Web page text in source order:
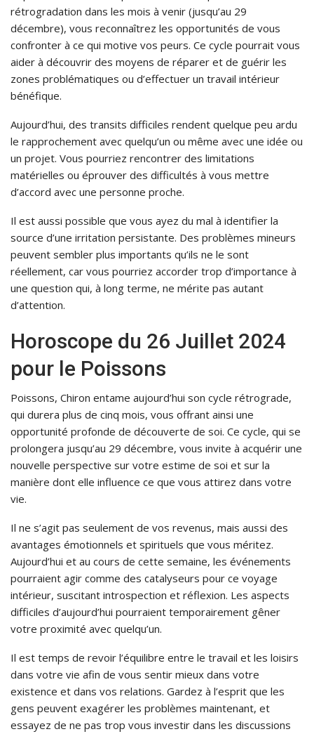
rétrogradation dans les mois à venir (jusqu’au 29
décembre), vous reconnaîtrez les opportunités de vous
confronter à ce qui motive vos peurs. Ce cycle pourrait vous
aider à découvrir des moyens de réparer et de guérir les
zones problématiques ou d’effectuer un travail intérieur
bénéfique.
Aujourd’hui, des transits difficiles rendent quelque peu ardu
le rapprochement avec quelqu’un ou même avec une idée ou
un projet. Vous pourriez rencontrer des limitations
matérielles ou éprouver des difficultés à vous mettre
d’accord avec une personne proche.
Il est aussi possible que vous ayez du mal à identifier la
source d’une irritation persistante. Des problèmes mineurs
peuvent sembler plus importants qu’ils ne le sont
réellement, car vous pourriez accorder trop d’importance à
une question qui, à long terme, ne mérite pas autant
d’attention.
Horoscope du 26 Juillet 2024
pour le Poissons
Poissons, Chiron entame aujourd’hui son cycle rétrograde,
qui durera plus de cinq mois, vous offrant ainsi une
opportunité profonde de découverte de soi. Ce cycle, qui se
prolongera jusqu’au 29 décembre, vous invite à acquérir une
nouvelle perspective sur votre estime de soi et sur la
manière dont elle influence ce que vous attirez dans votre
vie.
Il ne s’agit pas seulement de vos revenus, mais aussi des
avantages émotionnels et spirituels que vous méritez.
Aujourd’hui et au cours de cette semaine, les événements
pourraient agir comme des catalyseurs pour ce voyage
intérieur, suscitant introspection et réflexion. Les aspects
difficiles d’aujourd’hui pourraient temporairement gêner
votre proximité avec quelqu’un.
Il est temps de revoir l’équilibre entre le travail et les loisirs
dans votre vie afin de vous sentir mieux dans votre
existence et dans vos relations. Gardez à l’esprit que les
gens peuvent exagérer les problèmes maintenant, et
essayez de ne pas trop vous investir dans les discussions